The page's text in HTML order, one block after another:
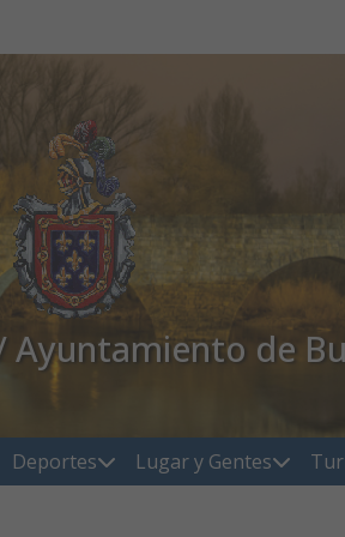
Ayuntamiento de
Deportes Lugar y Gentes